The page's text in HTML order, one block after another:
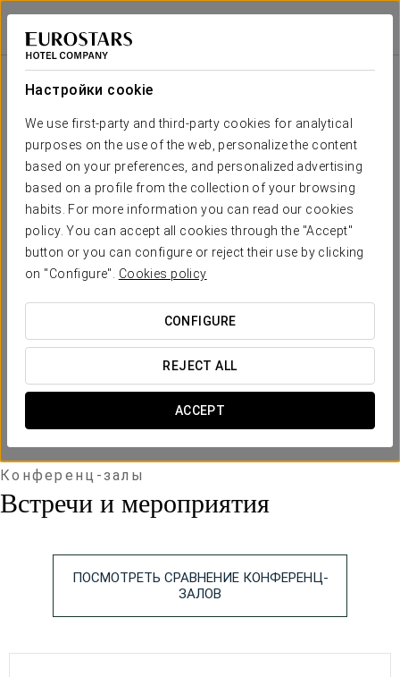
Настройки cookie
We use first-party and third-party cookies for analytical
purposes on the use of the web, personalize the content
based on your preferences, and personalized advertising
based on a profile from the collection of your browsing
habits. For more information you can read our cookies
policy. You can accept all cookies through the "Accept"
button or you can configure or reject their use by clicking
on "Configure". Cookies policy
CONFIGURE
REJECT ALL
ACCEPT
Eurostars Diana Palace
ПАЛЕНСИЯ
Ваше мероприятие в
ЗАПРОСИТЬ СМЕТУ
Конференц-залы
Встречи и мероприятия
ПОСМОТРЕТЬ СРАВНЕНИЕ КОНФЕРЕНЦ-
ЗАЛОВ
Зала
образнаядиректоров
MIRÓ
60 m
altura
30 48 46 24 23 33
VELÁZQUEZ
108 m
x m
altura
60 95 92 47 45 65
MIRÓ +
VELAZQUEZ
168 m
90 143 138 71 68 98